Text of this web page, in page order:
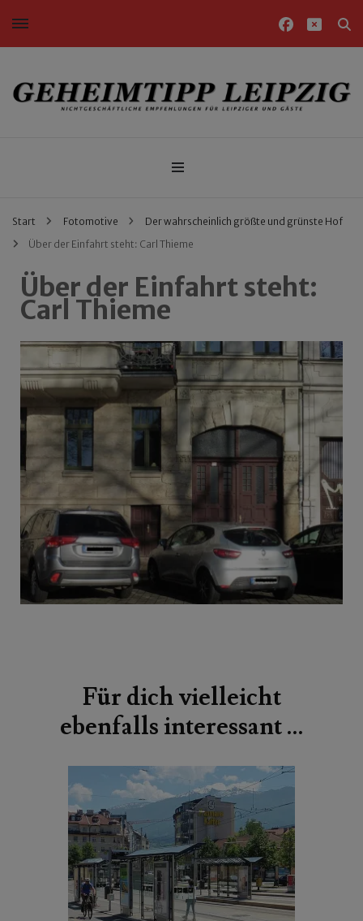
Nichtgeschäftliche Empfehlungen für Leipziger und Gäste
Start Fotomotive
Der wahrscheinlich größte und grünste Hof
Über der Einfahrt steht: Carl Thieme
Über der Einfahrt steht:
Carl Thieme
Für dich vielleicht
ebenfalls interessant …